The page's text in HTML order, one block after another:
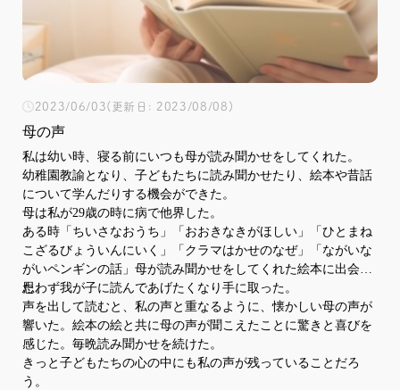
2023/06/03(更新日: 2023/08/08)
母の声
私は幼い時、寝る前にいつも母が読み聞かせをしてくれた。
幼稚園教諭となり、子どもたちに読み聞かせたり、絵本や昔話
について学んだりする機会ができた。
母は私が29歳の時に病で他界した。
ある時「ちいさなおうち」「おおきなきがほしい」「ひとまね
こざるびょういんにいく」「クラマはかせのなぜ」「ながいな
がいペンギンの話」母が読み聞かせをしてくれた絵本に出会っ
た。
思わず我が子に読んであげたくなり手に取った。
声を出して読むと、私の声と重なるように、懐かしい母の声が
響いた。絵本の絵と共に母の声が聞こえたことに驚きと喜びを
感じた。毎晩読み聞かせを続けた。
きっと子どもたちの心の中にも私の声が残っていることだろ
う。